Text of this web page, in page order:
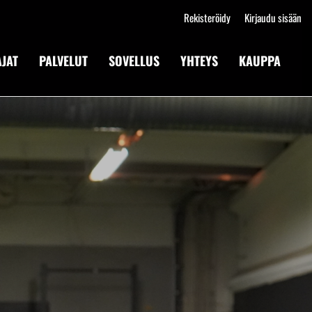
Rekisteröidy Kirjaudu sisään
PALVELUT SOVELLUS YHTEYS KAUPPA